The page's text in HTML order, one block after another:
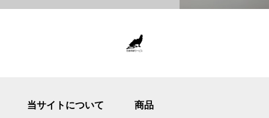
当サイトについて 商品